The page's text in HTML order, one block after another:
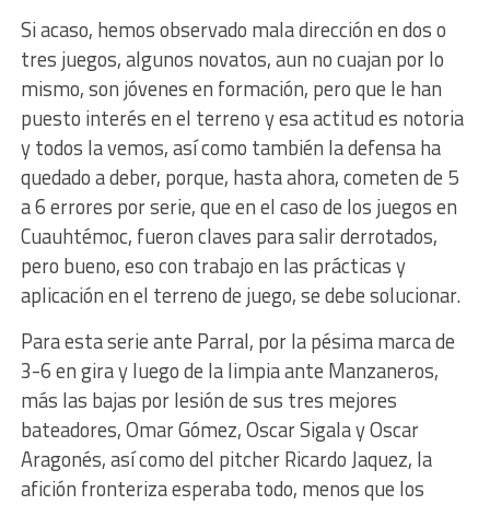
Si acaso, hemos observado mala dirección en dos o
tres juegos, algunos novatos, aun no cuajan por lo
mismo, son jóvenes en formación, pero que le han
puesto interés en el terreno y esa actitud es notoria
y todos la vemos, así como también la defensa ha
quedado a deber, porque, hasta ahora, cometen de 5
a 6 errores por serie, que en el caso de los juegos en
Cuauhtémoc, fueron claves para salir derrotados,
pero bueno, eso con trabajo en las prácticas y
aplicación en el terreno de juego, se debe solucionar.
Para esta serie ante Parral, por la pésima marca de
3-6 en gira y luego de la limpia ante Manzaneros,
más las bajas por lesión de sus tres mejores
bateadores, Omar Gómez, Oscar Sigala y Oscar
Aragonés, así como del pitcher Ricardo Jaquez, la
afición fronteriza esperaba todo, menos que los